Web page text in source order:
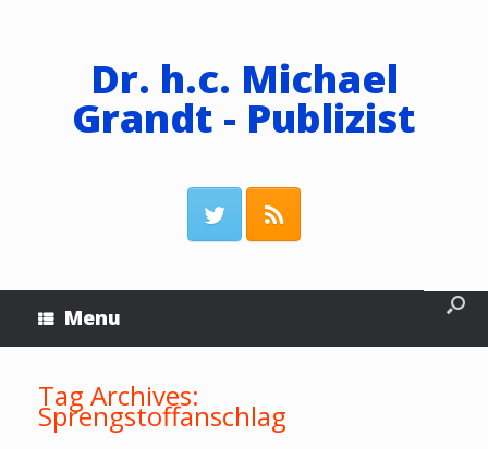
Dr. h.c. Michael
Grandt - Publizist
Menu
Tag Archives:
Sprengstoffanschlag